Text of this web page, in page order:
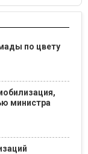
по цвету
министра